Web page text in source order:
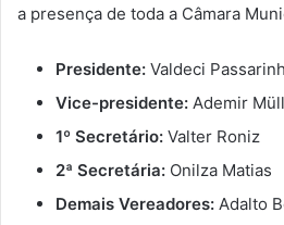
a presença de toda a Câmara
Presidente: Valdeci
Vice-presidente: Ademir
1º Secretário: Valter Roniz
2ª Secretária: Onilza Matias
Demais Vereadores: Adalto